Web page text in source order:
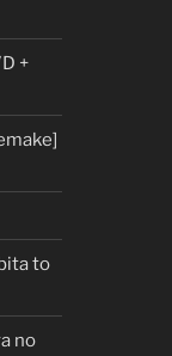
+
to
no